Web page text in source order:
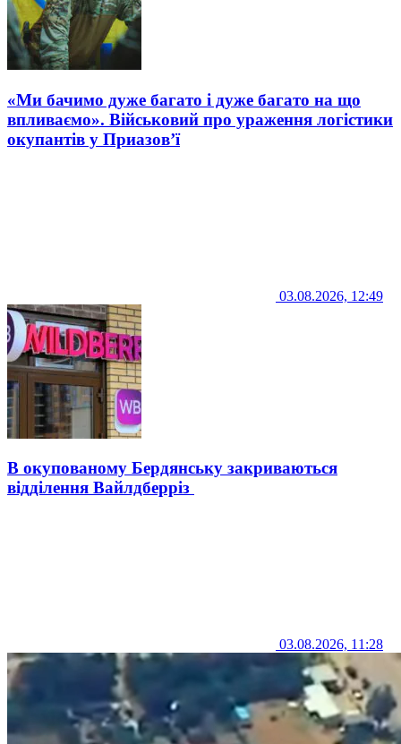
«Ми бачимо дуже багато і дуже багато на що
впливаємо». Військовий про ураження логістики
окупантів у Приазов’ї
03.08.2026, 12:49
В окупованому Бердянську закриваються
відділення Вайлдберріз
03.08.2026, 11:28